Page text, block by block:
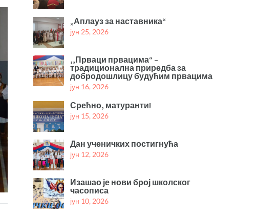
„Аплауз за наставника“
јун 25, 2026
,,Прваци првацима“ –
традиционална приредба за
добродошлицу будућим првацима
јун 16, 2026
Срећно, матуранти!
јун 15, 2026
Дан ученичких постигнућа
јун 12, 2026
Изашао је нови број школског
часописа
јун 10, 2026